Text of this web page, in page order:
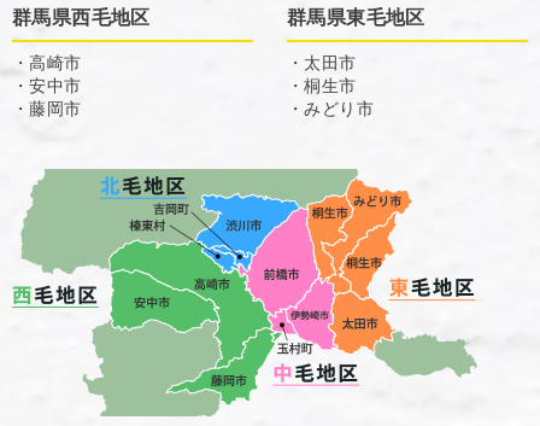
群馬県西毛地区
・高崎市
・安中市
・藤岡市
群馬県東毛地区
・太田市
・桐生市
・みどり市